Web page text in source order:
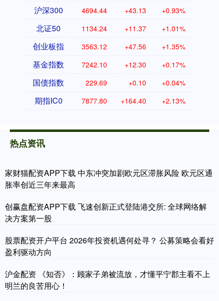
沪深300 4694.44 +43.13 +0.93%
北证50 1134.24 +11.37 +1.01%
创业板指 3563.12 +47.56 +1.35%
基金指数 7242.10 +12.30 +0.17%
国债指数 229.69 +0.10 +0.04%
期指IC0 7877.80 +164.40 +2.13%
热点资讯
家财猫配资APP下载 中东冲突加剧欧元区滞胀风险 欧元区通
胀率创近三年来最高
创赢盘配资APP下载 飞速创新正式登陆港交所: 全球网络解
决方案第一股
股票配资开户平台 2026年投资机遇何处寻？ 公募策略会看好
盈利驱动方向
沪金配资 《知否》：顾家子弟被流放，才懂平宁郡主看不上
明兰的良苦用心！